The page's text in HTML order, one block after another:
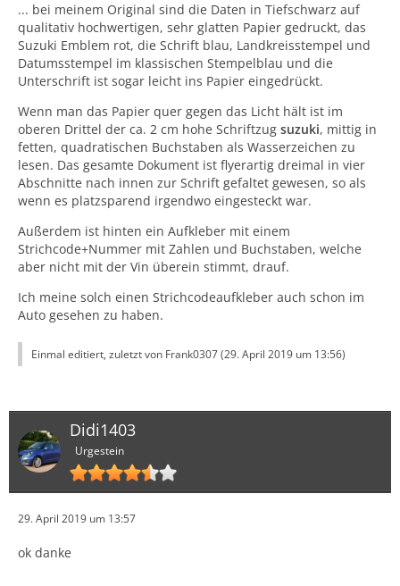
... bei meinem Original sind die Daten in Tiefschwarz auf
qualitativ hochwertigen, sehr glatten Papier gedruckt, das
Suzuki Emblem rot, die Schrift blau, Landkreisstempel und
Datumsstempel im klassischen Stempelblau und die
Unterschrift ist sogar leicht ins Papier eingedrückt.
Wenn man das Papier quer gegen das Licht hält ist im
oberen Drittel der ca. 2 cm hohe Schriftzug suzuki, mittig in
fetten, quadratischen Buchstaben als Wasserzeichen zu
lesen. Das gesamte Dokument ist flyerartig dreimal in vier
Abschnitte nach innen zur Schrift gefaltet gewesen, so als
wenn es platzsparend irgendwo eingesteckt war.
Außerdem ist hinten ein Aufkleber mit einem
Strichcode+Nummer mit Zahlen und Buchstaben, welche
aber nicht mit der Vin überein stimmt, drauf.
Ich meine solch einen Strichcodeaufkleber auch schon im
Auto gesehen zu haben.
Einmal editiert, zuletzt von Frank0307 (29. April 2019 um 13:56)
Didi1403
Urgestein
29. April 2019 um 13:57
ok danke